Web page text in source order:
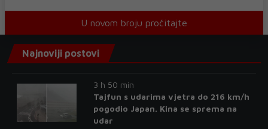
U novom broju pročitajte
Najnoviji postovi
3 h 50 min
Tajfun s udarima vjetra do 216 km/h
pogodio Japan. Kina se sprema na
udar